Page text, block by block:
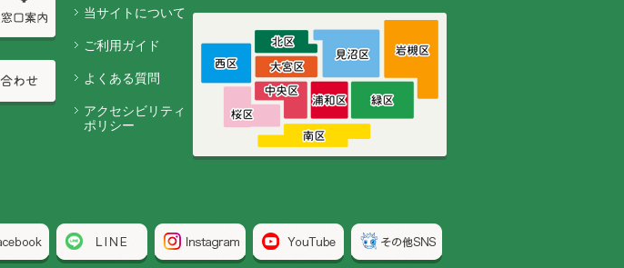
当サイトについて
ご利用ガイド
よくある質問
アクセシビリティ
ポリシー